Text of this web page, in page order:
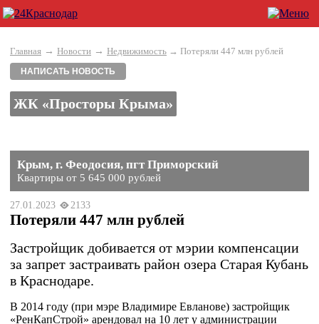
Главная → Новости → Недвижимость → Потеряли 447 млн рублей
НАПИСАТЬ НОВОСТЬ
ЖК «Просторы Крыма»
Крым, г. Феодосия, пгт Приморский
Квартиры от 5 645 000 рублей
27.01.2023 2133
Потеряли 447 млн рублей
Застройщик добивается от мэрии компенсации
за запрет застраивать район озера Старая Кубань
в Краснодаре.
В 2014 году (при мэре Владимире Евланове) застройщик
«РенКапСтрой» арендовал на 10 лет у администрации